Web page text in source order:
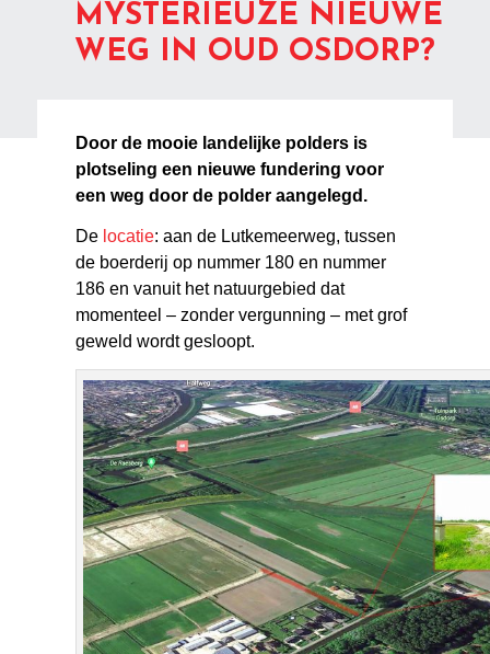
MYSTERIEUZE NIEUWE
WEG IN OUD OSDORP?
Door de mooie landelijke polders is
plotseling een nieuwe fundering voor
een weg door de polder aangelegd.
De locatie: aan de Lutkemeerweg, tussen
de boerderij op nummer 180 en nummer
186 en vanuit het natuurgebied dat
momenteel – zonder vergunning – met grof
geweld wordt gesloopt.